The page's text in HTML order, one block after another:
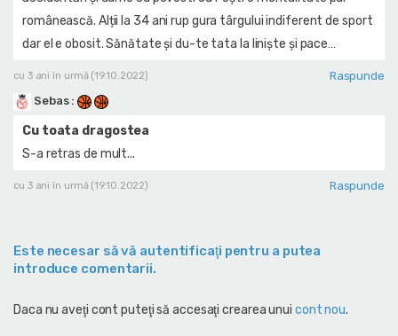
românească. Alții la 34 ani rup gura târgului indiferent de sport
dar el e obosit. Sănătate și du-te tata la liniște și pace…
cu 3 ani în urmă (19.10.2022)
Raspunde
Sebas :
Cu toata dragostea
S-a retras de mult...
cu 3 ani în urmă (19.10.2022) Raspunde
Este necesar să vă autentificaţi pentru a putea
introduce comentarii.
Daca nu aveţi cont puteţi să accesaţi crearea unui cont nou.